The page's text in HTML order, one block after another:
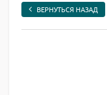
ВЕРНУТЬСЯ НАЗАД